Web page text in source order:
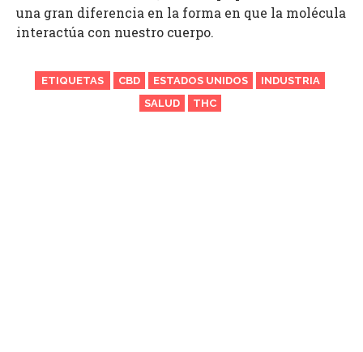
una gran diferencia en la forma en que la molécula
interactúa con nuestro cuerpo.
ETIQUETAS CBD ESTADOS UNIDOS
INDUSTRIA
SALUD
THC